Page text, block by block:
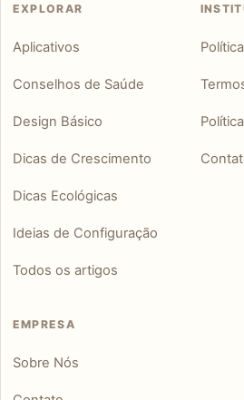
EXPLORAR
Aplicativos
Conselhos de Saúde
Design Básico
Dicas de Crescimento
Dicas Ecológicas
Ideias de Configuração
Todos os artigos
EMPRESA
Sobre Nós